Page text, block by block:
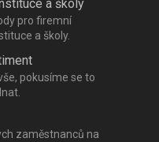
a školy
pro firemní
a školy.
pokusíme se to
zaměstnanců na